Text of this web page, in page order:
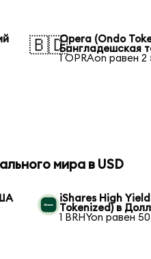
🇧🇩Opera (Ondo
Бангладешская
1 OPRAon равен 2
мира в USD
iShares High
Tokenized) в
1 BRHYon равен